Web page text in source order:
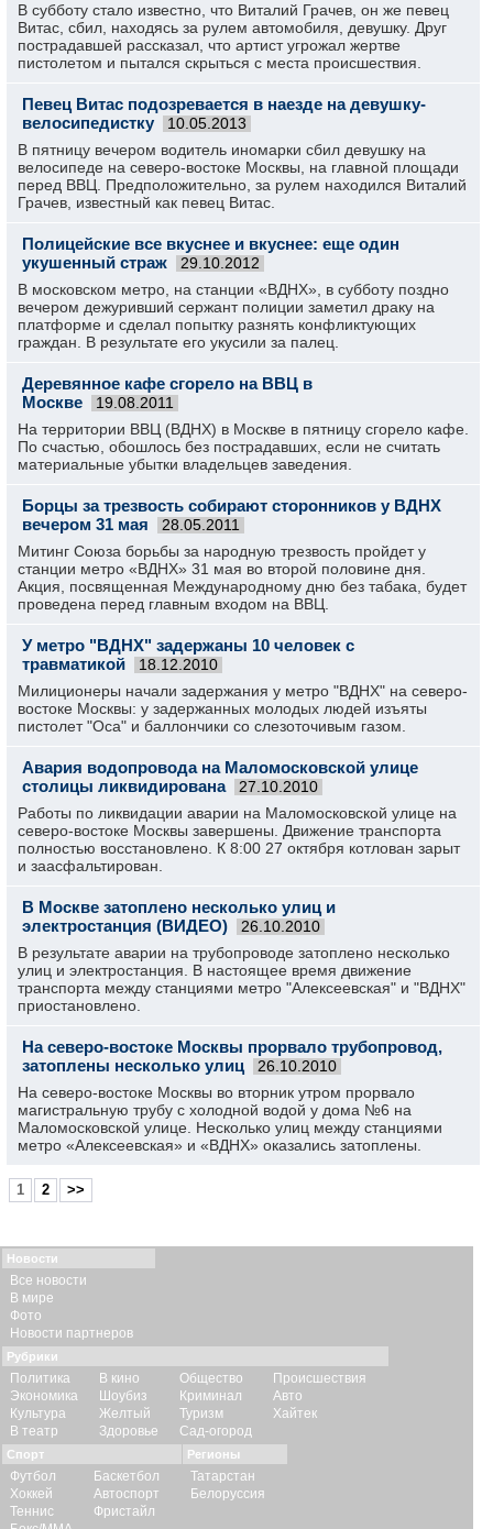
В субботу стало известно, что Виталий Грачев, он же певец
Витас, сбил, находясь за рулем автомобиля, девушку. Друг
пострадавшей рассказал, что артист угрожал жертве
пистолетом и пытался скрыться с места происшествия.
Певец Витас подозревается в наезде на девушку-
велосипедистку
10.05.2013
В пятницу вечером водитель иномарки сбил девушку на
велосипеде на северо-востоке Москвы, на главной площади
перед ВВЦ. Предположительно, за рулем находился Виталий
Грачев, известный как певец Витас.
Полицейские все вкуснее и вкуснее: еще один
укушенный страж
29.10.2012
В московском метро, на станции «ВДНХ», в субботу поздно
вечером дежуривший сержант полиции заметил драку на
платформе и сделал попытку разнять конфликтующих
граждан. В результате его укусили за палец.
Деревянное кафе сгорело на ВВЦ в
Москве
19.08.2011
На территории ВВЦ (ВДНХ) в Москве в пятницу сгорело кафе.
По счастью, обошлось без пострадавших, если не считать
материальные убытки владельцев заведения.
Борцы за трезвость собирают сторонников у ВДНХ
вечером 31 мая
28.05.2011
Митинг Союза борьбы за народную трезвость пройдет у
станции метро «ВДНХ» 31 мая во второй половине дня.
Акция, посвященная Международному дню без табака, будет
проведена перед главным входом на ВВЦ.
У метро "ВДНХ" задержаны 10 человек с
травматикой
18.12.2010
Милиционеры начали задержания у метро "ВДНХ" на северо-
востоке Москвы: у задержанных молодых людей изъяты
пистолет "Оса" и баллончики со слезоточивым газом.
Авария водопровода на Маломосковской улице
столицы ликвидирована
27.10.2010
Работы по ликвидации аварии на Маломосковской улице на
северо-востоке Москвы завершены. Движение транспорта
полностью восстановлено. К 8:00 27 октября котлован зарыт
и заасфальтирован.
В Москве затоплено несколько улиц и
электростанция (ВИДЕО)
26.10.2010
В результате аварии на трубопроводе затоплено несколько
улиц и электростанция. В настоящее время движение
транспорта между станциями метро "Алексеевская" и "ВДНХ"
приостановлено.
На северо-востоке Москвы прорвало трубопровод,
затоплены несколько улиц
26.10.2010
На северо-востоке Москвы во вторник утром прорвало
магистральную трубу с холодной водой у дома №6 на
Маломосковской улице. Несколько улиц между станциями
метро «Алексеевская» и «ВДНХ» оказались затоплены.
1 2 >>
Новости
Все новости
В мире
Фото
Новости партнеров
Рубрики
Политика
Экономика
Культура
В театр
В кино
Шоубиз
Желтый
Здоровье
Общество
Криминал
Туризм
Сад-огород
Происшествия
Авто
Хайтек
Спорт
Футбол
Хоккей
Теннис
Баскетбол
Автоспорт
Фристайл
Регионы
Татарстан
Белоруссия